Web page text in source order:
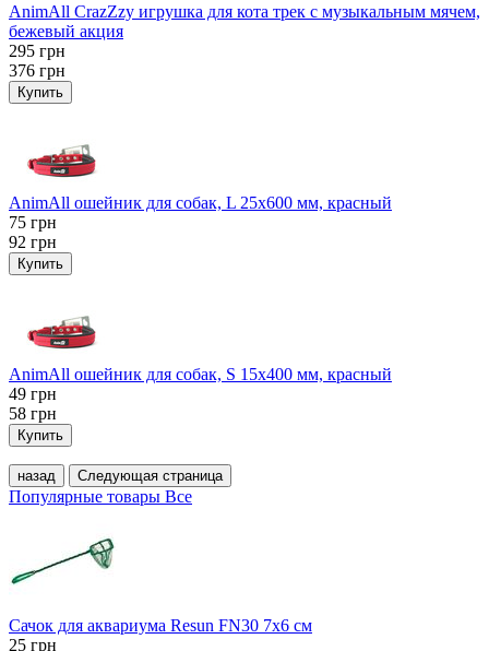
AnimAll CrazZzy игрушка для кота трек с музыкальным мячем,
бежевый акция
295 грн
376 грн
Купить
AnimAll ошейник для собак, L 25x600 мм, красный
75 грн
92 грн
Купить
AnimAll ошейник для собак, S 15х400 мм, красный
49 грн
58 грн
Купить
назад Следующая страница
Популярные товары Все
Сачок для аквариума Resun FN30 7х6 см
25 грн